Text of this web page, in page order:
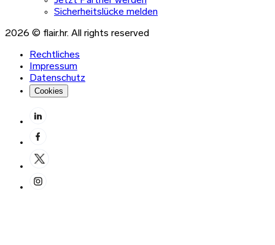
Sicherheitslücke melden
2026 © flair.hr. All rights reserved
Rechtliches
Impressum
Datenschutz
Cookies